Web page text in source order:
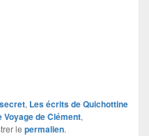
, Les écrits de Quichottine
Voyage de Clément,
le permalien.